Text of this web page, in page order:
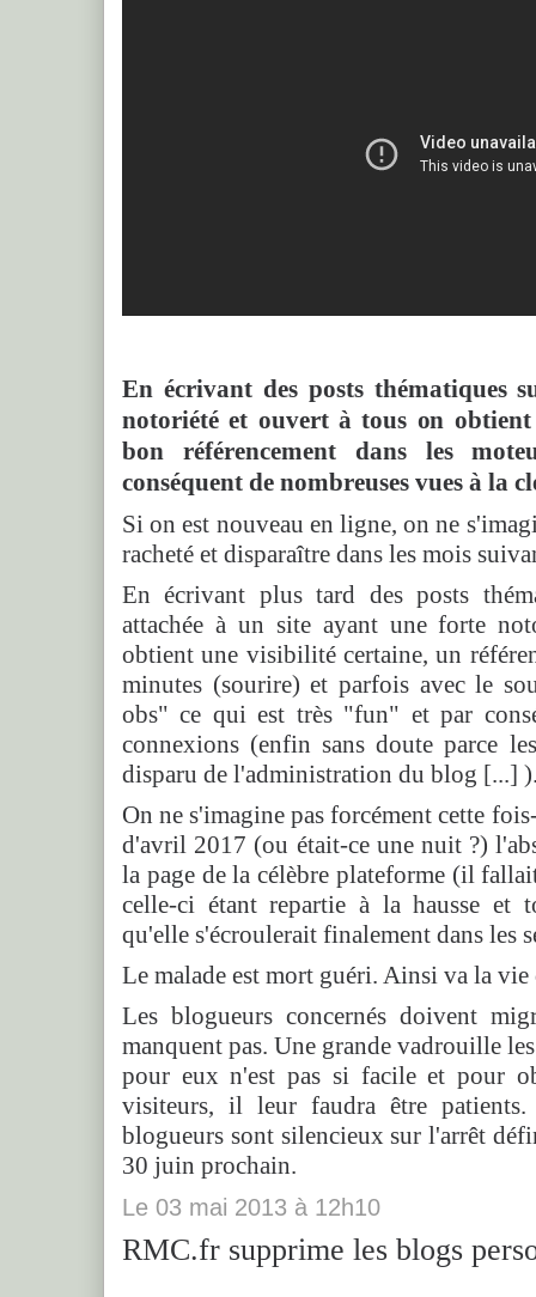
En écrivant des posts thématiques
notoriété et ouvert à tous on
bon référencement dans les
conséquent de nombreuses vues à la
Si on est nouveau en ligne, on ne
racheté et disparaître dans les mois
En écrivant plus tard des posts
attachée à un site ayant une forte
obtient une visibilité certaine, un
minutes (sourire) et parfois avec le
obs" ce qui est très "fun" et par
connexions (enfin sans doute parce
disparu de l'administration du blog [...]
On ne s'imagine pas forcément cette
d'avril 2017 (ou était-ce une nuit ?)
la page de la célèbre plateforme (il
celle-ci étant repartie à la hausse et
qu'elle s'écroulerait finalement dans les
Le malade est mort guéri. Ainsi va la vie
Les blogueurs concernés doivent
manquent pas. Une grande vadrouille
pour eux n'est pas si facile et pour
visiteurs, il leur faudra être
blogueurs sont silencieux sur l'arrêt
30 juin prochain.
Le 03 mai 2013 à 12h10
RMC.fr supprime les blogs